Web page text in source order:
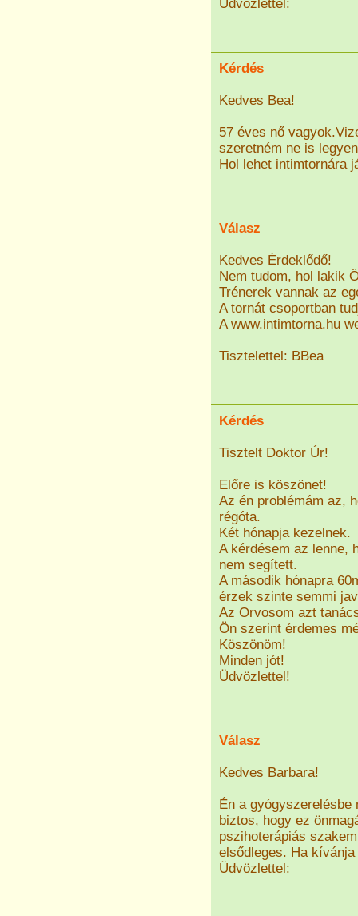
Üdvözlettel:
Kérdés
Kedves Bea!
57 éves nő
szeretném ne is
Hol lehet intimtornára
Válasz
Kedves Érdeklődő!
Nem tudom, hol lakik
Trénerek vannak az
A tornát csoportban
A www.intimtorna.hu
Tisztelettel: BBea
Kérdés
Tisztelt Doktor Úr!
Előre is köszönet!
Az én problémám az,
régóta.
Két hónapja kezelnek.
A kérdésem az lenne,
nem segített.
A második hónapra
érzek szinte semmi
Az Orvosom azt
Ön szerint érdemes
Köszönöm!
Minden jót!
Üdvözlettel!
Válasz
Kedves Barbara!
Én a gyógyszerelésbe
biztos, hogy ez
pszihoterápiás
elsődleges. Ha
Üdvözlettel: